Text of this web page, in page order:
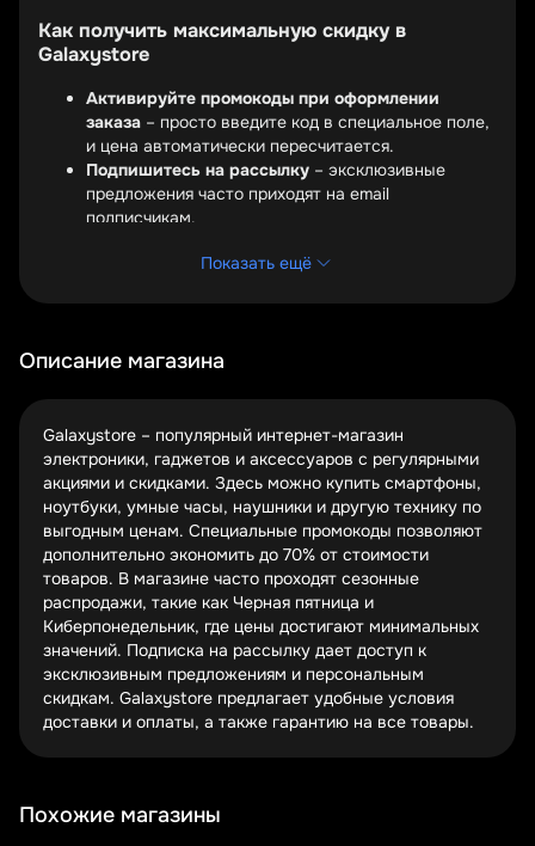
Как получить максимальную скидку в
Galaxystore
Активируйте промокоды при оформлении
заказа – просто введите код в специальное поле,
и цена автоматически пересчитается.
Подпишитесь на рассылку – эксклюзивные
предложения часто приходят на email
подписчикам.
регулярно обновляет спецпредложения на
Достаточно скопировать код и вставить его в корзине
определенные категории товаров, поэтому
внимательно читайте условия.
Подписка на рассылку открывает доступ к
персональным скидкам. Новые клиенты часто получают
бонус за первую покупку. Кроме того, Galaxystore
может присылать уведомления о распродажах заранее.
Раздел акций – это место, где можно найти товары со
скидкой до 50% и более. Там появляются как сезонные
предложения, так и спецценники на отдельные бренды.
Проверяйте его регулярно, чтобы не пропустить
выгодные deals.
Секреты выгодных покупок в Galaxystore
Используйте кэшбэк-сервисы
Показать ещё
Описание магазина
Galaxystore – популярный интернет-магазин
электроники, гаджетов и аксессуаров с регулярными
акциями и скидками. Здесь можно купить смартфоны,
ноутбуки, умные часы, наушники и другую технику по
выгодным ценам. Специальные промокоды позволяют
дополнительно экономить до 70% от стоимости
товаров. В магазине часто проходят сезонные
распродажи, такие как Черная пятница и
Киберпонедельник, где цены достигают минимальных
значений. Подписка на рассылку дает доступ к
эксклюзивным предложениям и персональным
скидкам. Galaxystore предлагает удобные условия
доставки и оплаты, а также гарантию на все товары.
Похожие магазины